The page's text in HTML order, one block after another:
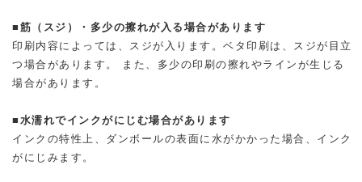
■筋（スジ）・多少の擦れが入る場合があります
印刷内容によっては、スジが入ります。ベタ印刷は、スジが目立
つ場合があります。 また、多少の印刷の擦れやラインが生じる
場合があります。
■水濡れでインクがにじむ場合があります
インクの特性上、ダンボールの表面に水がかかった場合、インク
がにじみます。